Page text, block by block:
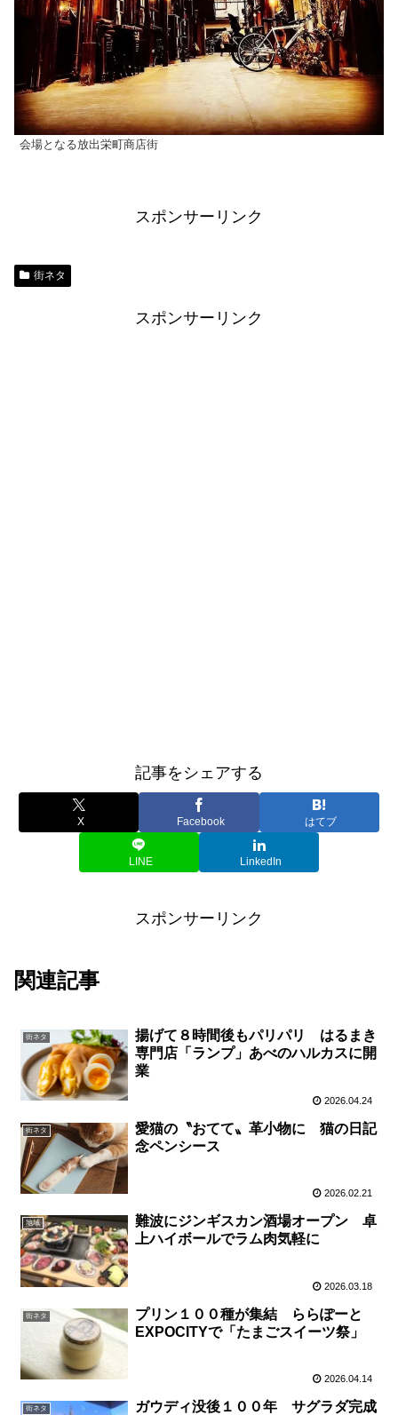
会場となる放出栄町商店街
スポンサーリンク
街ネタ
スポンサーリンク
記事をシェアする
X Facebook はてブ
LINE LinkedIn
スポンサーリンク
関連記事
街ネタ
揚げて８時間後もパリパリ はるまき
専門店「ランプ」あべのハルカスに開
業
2026.04.24
街ネタ
愛猫の〝おてて〟革小物に 猫の日記
念ペンシース
2026.02.21
地域
難波にジンギスカン酒場オープン 卓
上ハイボールでラム肉気軽に
2026.03.18
街ネタ
プリン１００種が集結 ららぽーと
EXPOCITYで「たまごスイーツ祭」
2026.04.14
街ネタ ガウディ没後１００年 サグラダ完成